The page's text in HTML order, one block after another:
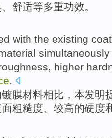
、 舒适等多重功效。
with the existing
simultaneously
, higher
.
镀膜材料相比 ， 本发明
粗糙度、 较高的硬度